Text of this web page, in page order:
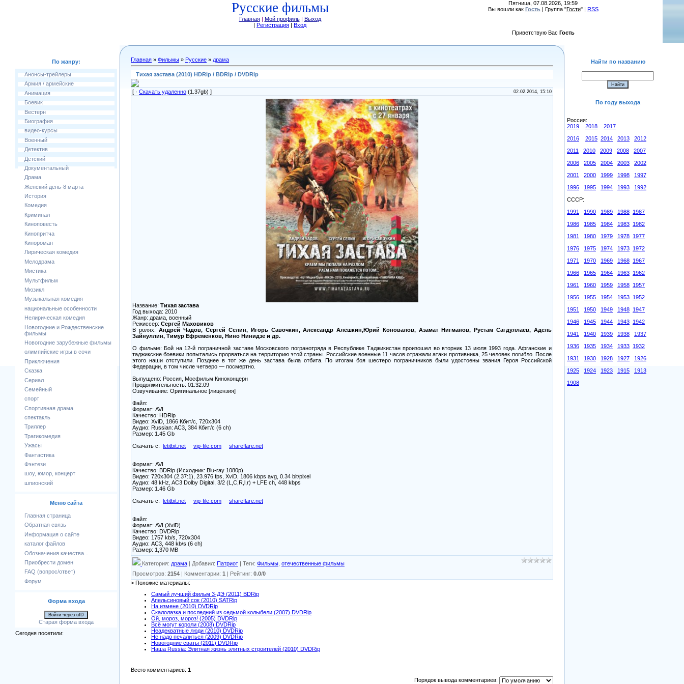
Русские фильмы
Главная| Мой профиль| Выход
| Регистрация | Вход
Пятница, 07.08.2026, 19:59
Вы вошли как Гость| Группа "Гости" | RSS
Приветствую Вас Гость
По жанру:
Анонсы-трейлеры
Армия / армейские
Анимация
Боевик
Вестерн
Биография
видео-курсы
Военный
Детектив
Детский
Документальный
Драма
Женский день-8 марта
История
Комедия
Криминал
Киноповесть
Кинопритча
Кинороман
Лирическая комедия
Мелодрама
Мистика
Мультфильм
Мюзикл
Музыкальная комедия
национальные особенности
Нелирическая комедия
Новогодние и Рождественские
фильмы
Новогодние зарубежные фильмы
олимпийские игры в сочи
Приключения
Сказка
Сериал
Семейный
спорт
Спортивная драма
спектакль
Триллер
Трагикомедия
Ужасы
Фантастика
Фэнтези
шоу, юмор, концерт
шпионский
Меню сайта
Главная страница
Обратная связь
Информация о сайте
каталог файлов
Обозначения качества...
Приобрести домен
FAQ (вопрос/ответ)
Форум
Форма входа
Войти через uID
Старая форма входа
Сегодня посетили:
Главная » Фильмы » Русские » драма
Тихая застава (2010) HDRip / BDRip / DVDRip
[ · Скачать удаленно (1.37gb) ] 02.02.2014, 15:10
Название: Тихая застава
Год выхода: 2010
Жанр: драма, военный
Режиссер: Сергей Маховиков
В ролях: Андрей Чадов, Сергей Селин, Игорь Савочкин, Александр Алёшкин,Юрий Коновалов, Азамат Нигманов, Рустам Сагдуллаев, Адель
Зайнуллин, Тимур Ефременков, Нино Нинидзе и др.
О фильме: Бой на 12-й пограничной заставе Московского погранотряда в Республике Таджикистан произошел во вторник 13 июля 1993 года. Афганские и
таджикские боевики попытались прорваться на территорию этой страны. Российские военные 11 часов отражали атаки противника, 25 человек погибло. После
этого наши отступили. Позднее в тот же день застава была отбита. По итогам боя шестеро пограничников были удостоены звания Героя Российской
Федерации, в том числе четверо — посмертно.
Выпущено: Россия, Мосфильм Киноконцерн
Продолжительность: 01:32:09
Озвучивание: Оригинальное [лицензия]
Файл:
Формат: AVI
Качество: HDRip
Видео: XviD, 1866 Кбит/с, 720x304
Аудио: Russian: AC3, 384 Кбит/с (6 ch)
Размер: 1.45 Gb
Скачать с: letitbit.net vip-file.com shareflare.net
Формат: AVI
Качество: BDRip (Исходник: Blu-ray 1080p)
Видео: 720x304 (2.37:1), 23.976 fps, XviD, 1806 kbps avg, 0.34 bit/pixel
Аудио: 48 kHz, AC3 Dolby Digital, 3/2 (L,C,R,l,r) + LFE ch, 448 kbps
Размер: 1.46 Gb
Скачать с: letitbit.net vip-file.com shareflare.net
Файл:
Формат: AVI (XviD)
Качество: DVDRip
Видео: 1757 kb/s, 720x304
Аудио: AC3, 448 kb/s (6 ch)
Размер: 1,370 MB
Категория: драма | Добавил: Патриот | Теги: Фильмы отечественные фильмы
Просмотров: 2154 | Комментарии: 1 | Рейтинг: 0.0/0
> Похожие материалы:
Самый лучший фильм 3-ДЭ (2011) BDRip
Апельсиновый сок (2010) SATRip
На измене (2010) DVDRip
Скалолазка и последний из седьмой колыбели (2007) DVDRip
Ой, мороз, мороз! (2005) DVDRip
Всё могут короли (2008) DVDRip
Неадекватные люди (2010) DVDRip
Не надо печалиться (2009) DVDRip
Новогодние сваты (2011) DVDRip
Наша Russia: Элитная жизнь элитных строителей (2010) DVDRip
Всего комментариев: 1
Порядок вывода комментариев:
Найти по названию
По году выхода
Россия:
2019
2018
2017
2016
2015 2014 2013
2012
2011
2010 2009 2008
2007
2006
2005 2004 2003
2002
2001
2000 1999 1998
1997
1996
1995 1994 1993
1992
СССР:
1991
1990 1989 1988 1987
1986
1985 1984 1983 1982
1981
1980 1979 1978 1977
1976
1975 1974 1973 1972
1971
1970 1969 1968 1967
1966
1965 1964 1963 1962
1961
1960 1959 1958 1957
1956
1955 1954 1953 1952
1951
1950 1949 1948 1947
1946
1945 1944 1943 1942
1941
1940 1939 1938
1937
1936
1935 1934 1933 1932
1931
1930 1928 1927
1926
1925
1924 1923 1915
1913
1908